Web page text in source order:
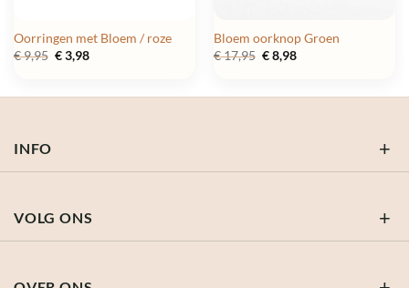
Oorringen met Bloem / roze
€9,95 Oorspronkelijke
prijs
€3,98Huidige
Bloem oorknop Groen
€17,95 Oorspronkelijke
prijs
€8,98Huidige
INFO
VOLG ONS